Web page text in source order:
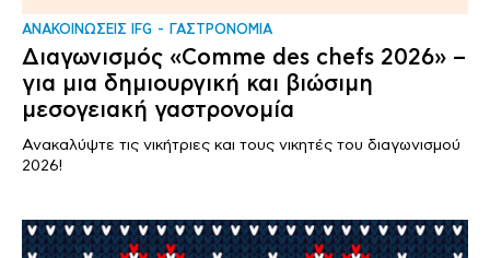
ΑΝΑΚΟΙΝΩΣΕΙΣ IFG ΓΑΣΤΡΟΝΟΜΙΑ
Διαγωνισμός «Comme des chefs 2026» –
για μια δημιουργική και βιώσιμη
μεσογειακή γαστρονομία
Ανακαλύψτε τις νικήτριες και τους νικητές του διαγωνισμού
2026!